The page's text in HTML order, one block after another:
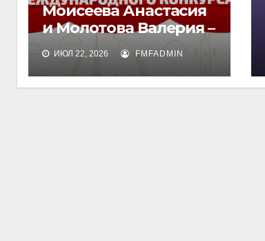
Моисеева Анастасия
и Молотова Валерия –
лауреаты
международного
конкурса талантов
ИЮЛ 22, 2026 FMFADMIN